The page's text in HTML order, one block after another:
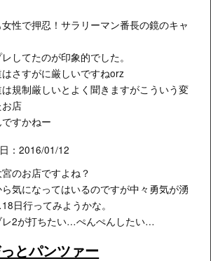
性で押忍！サラリーマン番長の鏡のキャ
してたのが印象的でした。
さすがに厳しいですねorz
規制厳しいとよく聞きますがこういう変
店
すかねー
：2016/01/12
のお店ですよね？
気になってはいるのですが中々勇気が湧
日行ってみようかな。
レ2が打ちたい…ぺんぺんしたい…
とパンツァー